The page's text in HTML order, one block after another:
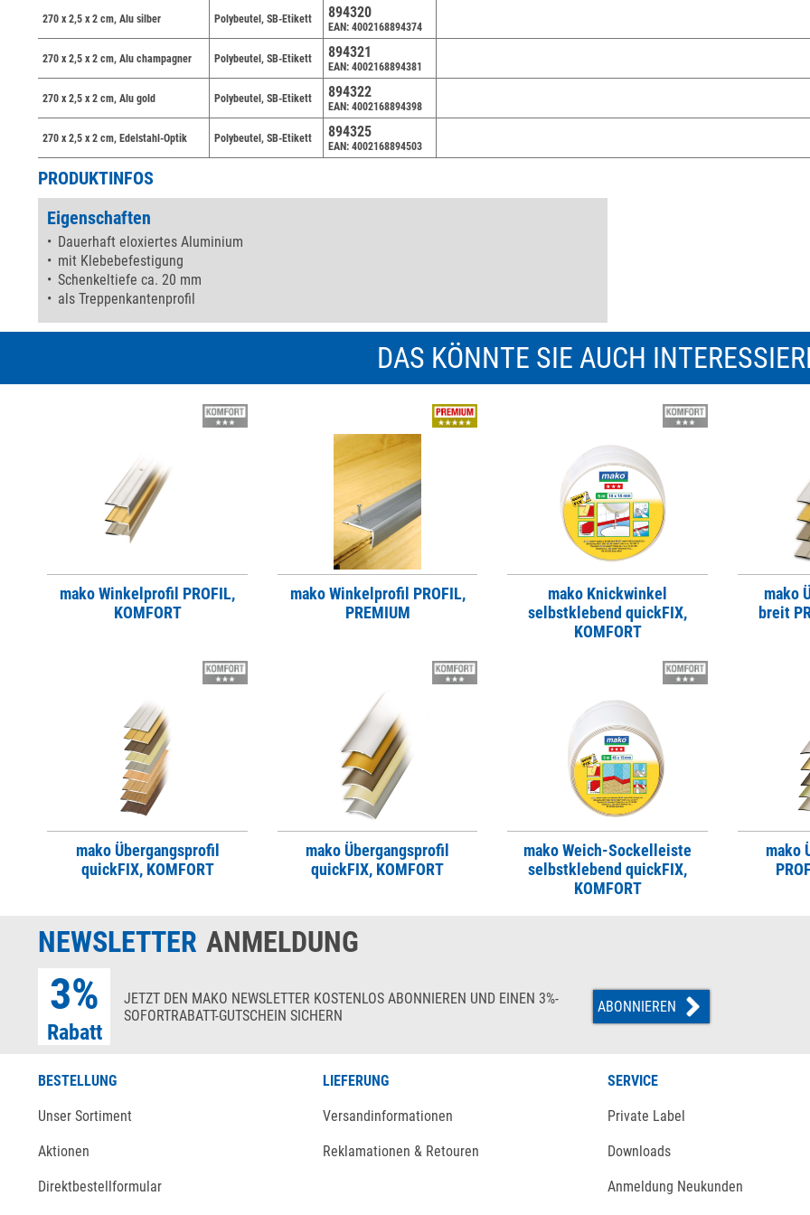
270 x 2,5 x 2 cm, Alu silber Polybeutel, SB-Etikett 894320
EAN: 4002168894374
270 x 2,5 x 2 cm, Alu champagner Polybeutel, SB-Etikett 894321
EAN: 4002168894381
270 x 2,5 x 2 cm, Alu gold Polybeutel, SB-Etikett 894322
EAN: 4002168894398
270 x 2,5 x 2 cm, Edelstahl-Optik Polybeutel, SB-Etikett 894325
EAN: 4002168894503
PRODUKTINFOS
Eigenschaften
Dauerhaft eloxiertes Aluminium
mit Klebebefestigung
Schenkeltiefe ca. 20 mm
als Treppenkantenprofil
DAS KÖNNTE SIE AUCH
mako Winkelprofil PROFIL,
KOMFORT
mako Winkelprofil PROFIL,
PREMIUM
mako Knickwinkel
selbstklebend quickFIX,
KOMFORT
mako
breit
mako Übergangsprofil
quickFIX, KOMFORT
mako Übergangsprofil
quickFIX, KOMFORT
mako Weich-Sockelleiste
selbstklebend quickFIX,
KOMFORT
mako
NEWSLETTER ANMELDUNG
3%
Rabatt
JETZT DEN MAKO NEWSLETTER KOSTENLOS ABONNIEREN UND EINEN 3%-
SOFORTRABATT-GUTSCHEIN SICHERN
ABONNIEREN
BESTELLUNG
Unser Sortiment
Aktionen
Direktbestellformular
LIEFERUNG
Versandinformationen
Reklamationen & Retouren
SERVICE
Private Label
Downloads
Anmeldung Neukunden